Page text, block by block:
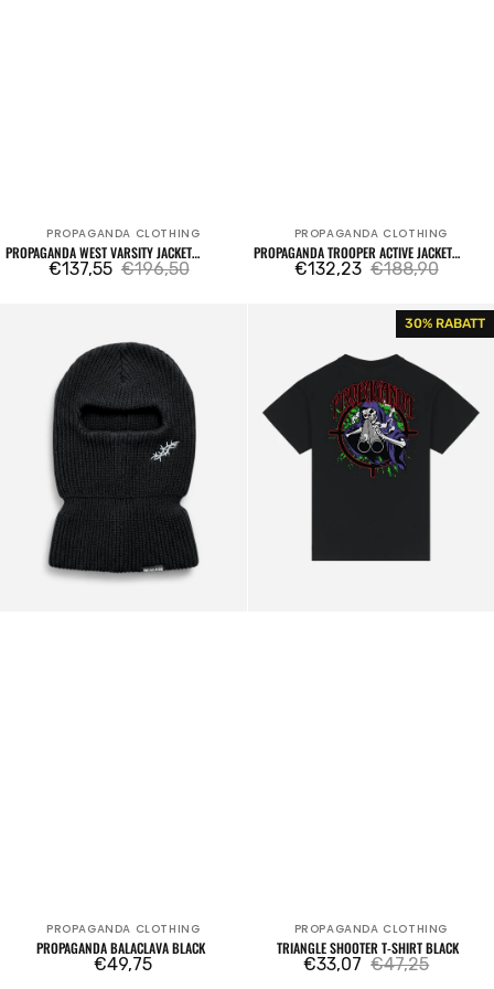
Verkäufer:
PROPAGANDA CLOTHING
PROPAGANDA WEST VARSITY JACKET
Verkaufspreis
€137,55
Regulärer
€196,50
Verkäufer:
PROPAGANDA CLOTHING
PROPAGANDA TROOPER ACTIVE JACKET
Verkaufspreis
€132,23
Regulärer
Preis
€188,90
Verkäufer:
PROPAGANDA CLOTHING
PROPAGANDA BALACLAVA BLACK
Regulärer
€49,75
shirt
Black
30% RABATT
Verkäufer:
PROPAGANDA CLOTHING
TRIANGLE SHOOTER T-SHIRT BLACK
Verkaufspreis
€33,07
Regulärer
€47,25